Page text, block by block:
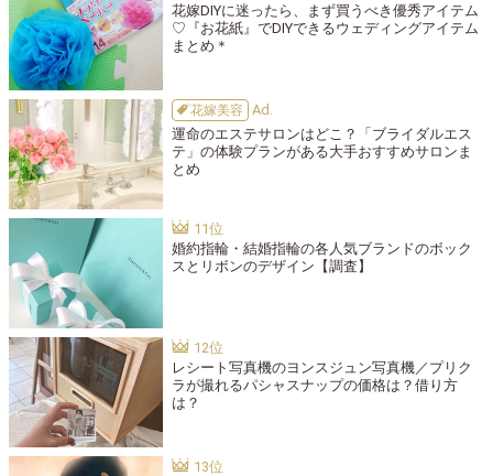
花嫁DIYに迷ったら、まず買うべき優秀アイテム
♡『お花紙』でDIYできるウェディングアイテム
まとめ＊
花嫁美容
運命のエステサロンはどこ？「ブライダルエス
テ」の体験プランがある大手おすすめサロンま
とめ
婚約指輪・結婚指輪の各人気ブランドのボック
スとリボンのデザイン【調査】
レシート写真機のヨンスジュン写真機／プリク
ラが撮れるパシャスナップの価格は？借り方
は？